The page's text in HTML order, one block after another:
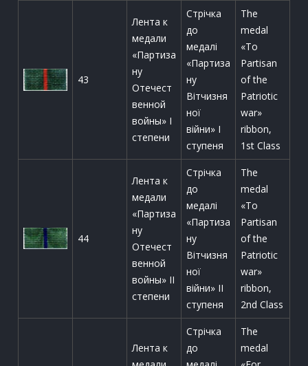
43
Лента к
медали
«Партиза
ну
Отечест
венной
войны» I
степени
Стрічка
до
медалі
«Партиза
ну
Вітчизня
ної
війни» І
ступеня
The
medal
«To
Partisan
of the
Patriotic
war»
ribbon,
1st Class
44
Лента к
медали
«Партиза
ну
Отечест
венной
войны» II
степени
Стрічка
до
медалі
«Партиза
ну
Вітчизня
ної
війни» ІІ
ступеня
The
medal
«To
Partisan
of the
Patriotic
war»
ribbon,
2nd Class
Лента к
Стрічка
до
The
medal